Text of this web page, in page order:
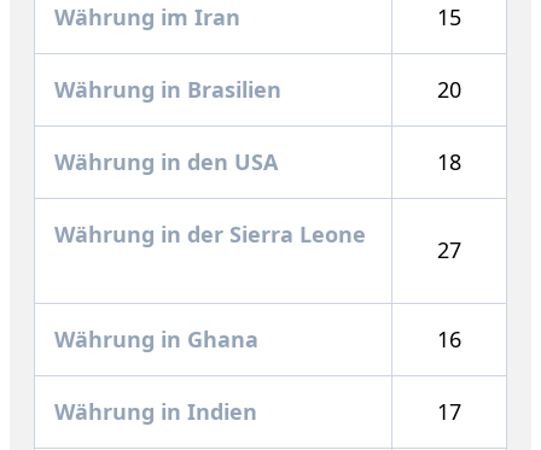
Währung im Iran 15
Währung in Brasilien 20
Währung in den USA 18
Währung in der Sierra Leone
27
Währung in Ghana 16
Währung in Indien 17